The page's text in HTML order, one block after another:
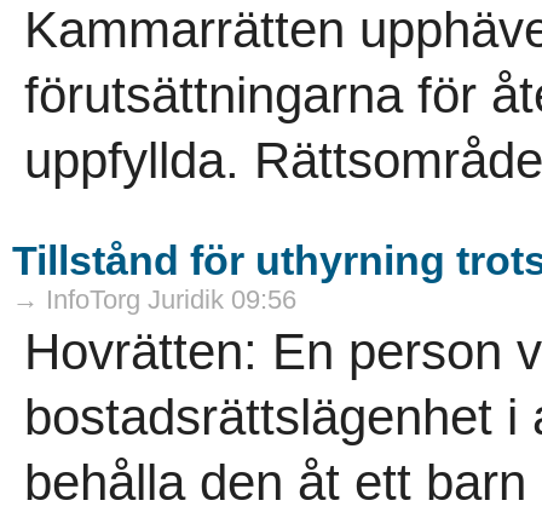
Kammarrätten
förutsättningarna för
uppfyllda.
Tillstånd för uthyrning
→ InfoTorg Juridik 09:56
Hovrätten: En person
bostadsrättslägenhet
behålla den åt ett